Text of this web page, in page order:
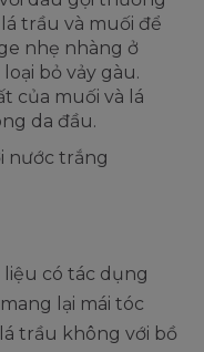
trầu và muối để
nhẹ nhàng ở
bỏ vảy gàu.
của muối và lá
da đầu.
nước trắng
có tác dụng
lại mái tóc
trầu không với bồ